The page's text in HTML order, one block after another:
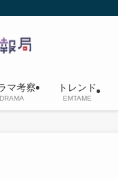
マ考察
DRAMA
トレンド
EMTAME